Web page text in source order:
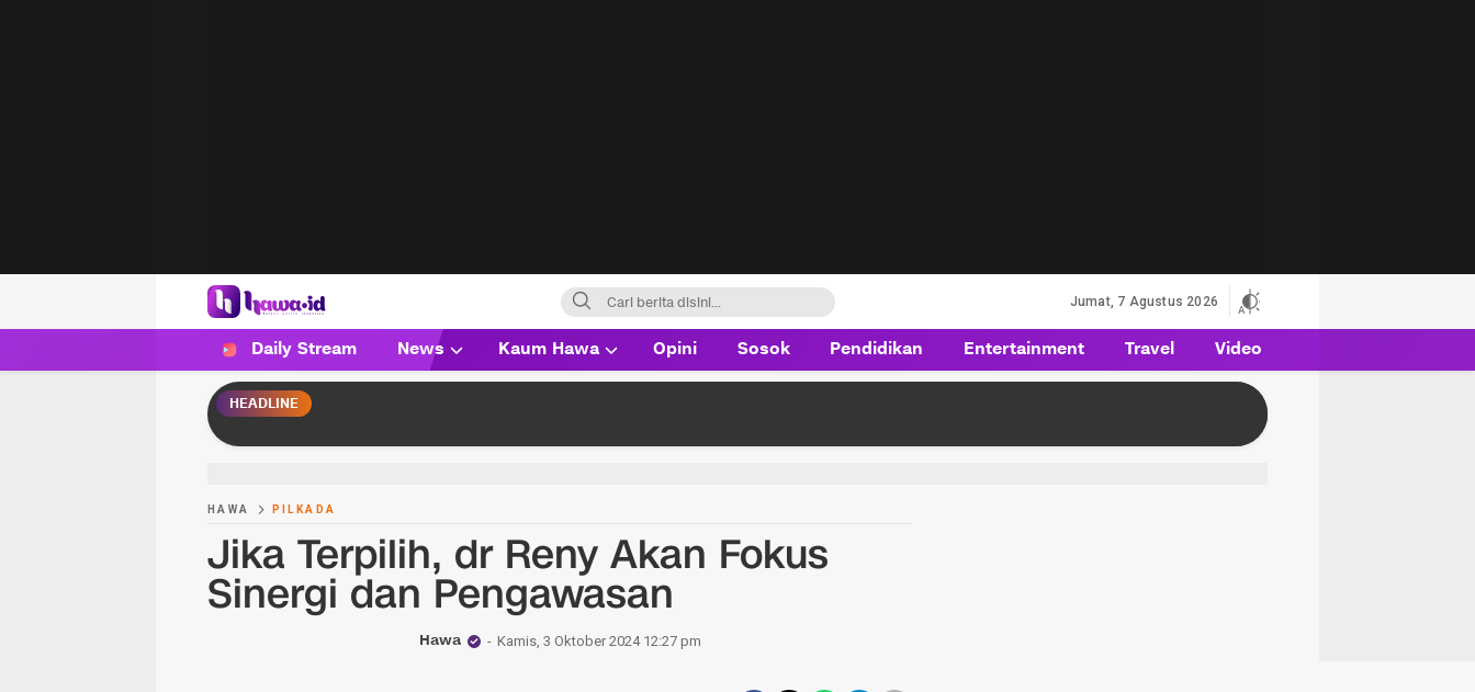
HAWA
Haluan Wanita Indonesia
Jumat, 7 Agustus 2026
Daily Stream News Kaum Hawa Opini Sosok Pendidikan Entertainment Travel Video
HEADLINE
HAWA PILKADA
Jika Terpilih, dr Reny Akan Fokus
Sinergi dan Pengawasan
Hawa Kamis, 3 Oktober 2024 12:27 pm